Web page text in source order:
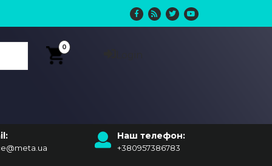
0
Наш телефон:
+380957386783